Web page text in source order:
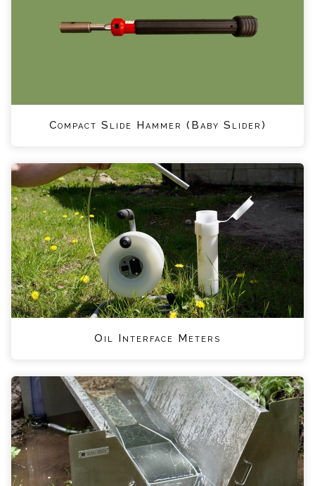
Compact Slide Hammer (Baby Slider)
Oil Interface Meters